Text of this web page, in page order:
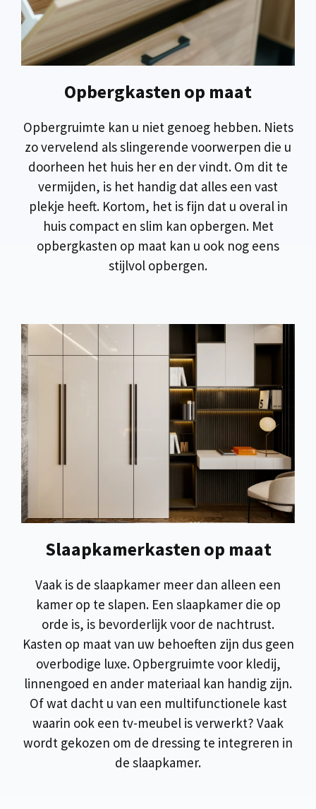
Opbergkasten op maat
Opbergruimte kan u niet genoeg hebben. Niets
zo vervelend als slingerende voorwerpen die u
doorheen het huis her en der vindt. Om dit te
vermijden, is het handig dat alles een vast
plekje heeft. Kortom, het is fijn dat u overal in
huis compact en slim kan opbergen. Met
opbergkasten op maat kan u ook nog eens
stijlvol opbergen.
Slaapkamerkasten op maat
Vaak is de slaapkamer meer dan alleen een
kamer op te slapen. Een slaapkamer die op
orde is, is bevorderlijk voor de nachtrust.
Kasten op maat van uw behoeften zijn dus geen
overbodige luxe. Opbergruimte voor kledij,
linnengoed en ander materiaal kan handig zijn.
Of wat dacht u van een multifunctionele kast
waarin ook een tv-meubel is verwerkt? Vaak
wordt gekozen om de dressing te integreren in
de slaapkamer.